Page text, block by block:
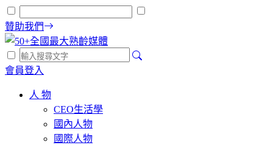
贊助我們
會員登入
人 物
CEO生活學
國內人物
國際人物